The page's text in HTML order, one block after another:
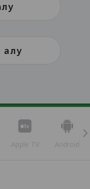
алу
Apple TV Android